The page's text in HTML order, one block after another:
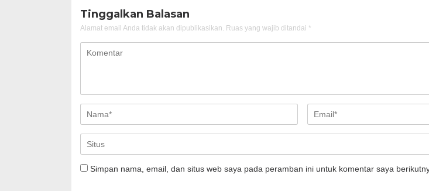
Tinggalkan Balasan
Alamat email Anda tidak akan dipublikasikan. Ruas yang wajib ditandai *
Simpan nama, email, dan situs web saya pada peramban ini untuk komentar saya